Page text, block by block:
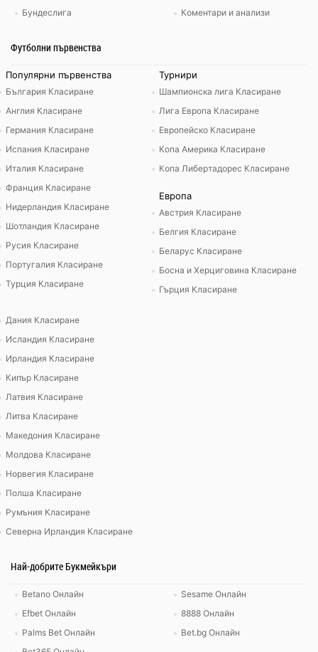
Бундеслига
Коментари и анализи
Футболни първенства
Популярни първенства
България Класиране
Англия Класиране
Германия Класиране
Испания Класиране
Италия Класиране
Франция Класиране
Нидерландия Класиране
Шотландия Класиране
Русия Класиране
Португалия Класиране
Турция Класиране
Турнири
Шампионска лига Класиране
Лига Европа Класиране
Европейско Класиране
Копа Америка Класиране
Копа Либертадорес Класиране
Европа
Австрия Класиране
Белгия Класиране
Беларус Класиране
Босна и Херциговина Класиране
Гърция Класиране
Дания Класиране
Исландия Класиране
Ирландия Класиране
Кипър Класиране
Латвия Класиране
Литва Класиране
Македония Класиране
Молдова Класиране
Норвегия Класиране
Полша Класиране
Румъния Класиране
Северна Ирландия Класиране
Най-добрите Букмейкъри
Betano Онлайн
Efbet Онлайн
Palms Bet Онлайн
Sesame Онлайн
8888 Онлайн
Bet.bg Онлайн